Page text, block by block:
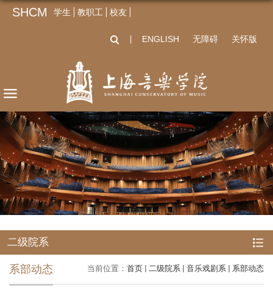
SHCM 学生 教职工 校友
ENGLISH 无障碍 关怀版
二级院系
当前位置： 首页 二级院系 音乐戏剧系 系部动态
系部动态